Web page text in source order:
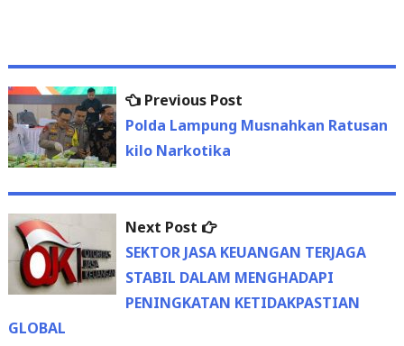
Post
navigation
Previous Post
post:
Polda Lampung Musnahkan Ratusan
kilo Narkotika
Next Post
Next
post:
SEKTOR JASA KEUANGAN TERJAGA
STABIL DALAM MENGHADAPI
PENINGKATAN KETIDAKPASTIAN
GLOBAL